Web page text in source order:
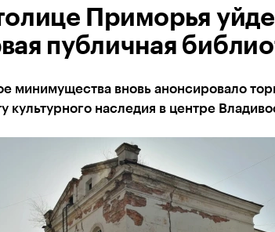
Приморья
публичная
минимущества вновь анонсировало
культурного наследия в центре